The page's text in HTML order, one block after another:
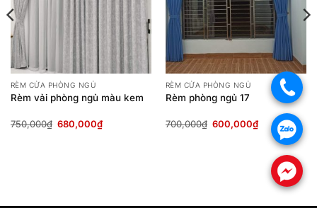
RÈM CỬA PHÒNG NGỦ
Rèm vải phòng ngủ màu kem
750,000₫ Giá
680,000₫Giá
hiện
RÈM CỬA PHÒNG NGỦ
Rèm phòng ngủ 17
700,000₫ Giá
600,000₫Giá
hiện
600,000₫.
.
.
.